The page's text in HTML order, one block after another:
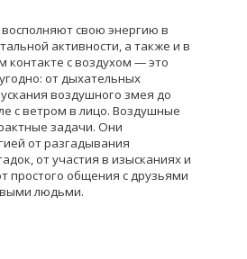
свою энергию в
активности, а также и в
контакте с воздухом — это
от дыхательных
воздушного змея до
с ветром в лицо. Воздушные
задачи. Они
от разгадывания
от участия в изысканиях и
простого общения с друзьями
людьми.